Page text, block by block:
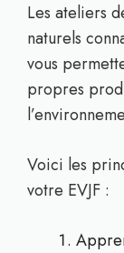
Les ateliers
naturels
vous
propres
Voici les
votre EVJF :